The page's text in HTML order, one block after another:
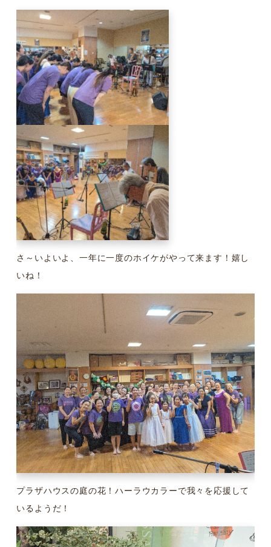
さ～いよいよ、一年に一度のホイケがやって来ます！嬉し
いね！
プラザハウスの庭の花！ハーラウカラーで我々を応援して
いるようだ！